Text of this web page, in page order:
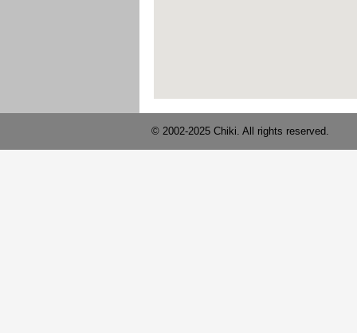
© 2002-2025 Chiki. All rights reserved.